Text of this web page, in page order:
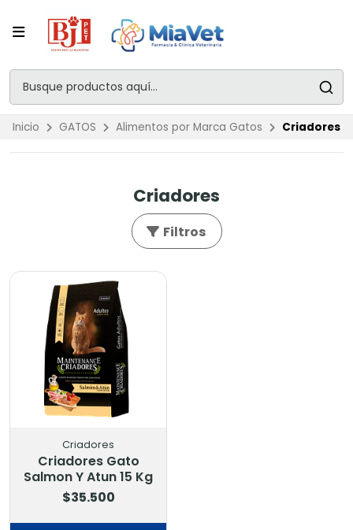
Inicio GATOS Alimentos por Marca Gatos Criadores
Criadores
Filtros
Criadores
Criadores Gato
Salmon Y Atun 15 Kg
$35.500